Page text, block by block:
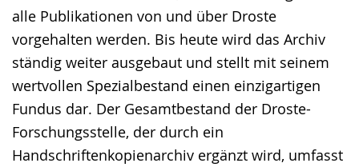
alle Publikationen von und über Droste
vorgehalten werden. Bis heute wird das Archiv
ständig weiter ausgebaut und stellt mit seinem
wertvollen Spezialbestand einen einzigartigen
Fundus dar. Der Gesamtbestand der Droste-
Forschungsstelle, der durch ein
Handschriftenkopienarchiv ergänzt wird, umfasst